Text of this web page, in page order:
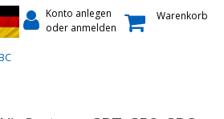
Konto anlegen
oder anmelden
Warenkorb